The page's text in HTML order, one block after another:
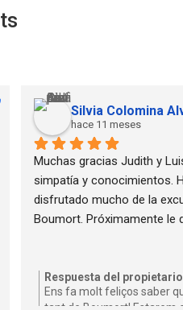
Silvia Colomina
hace 11 meses
Muchas gracias Judith y
simpatía y conocimientos.
disfrutado mucho de la
Boumort. Próximamente le
Respuesta del propietario
Ens fa molt feliços saber
tant de Boumort! Estarem